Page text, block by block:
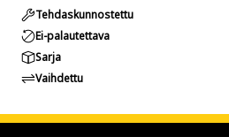
Tehdaskunnostettu
Ei-palautettava
Sarja
Vaihdettu